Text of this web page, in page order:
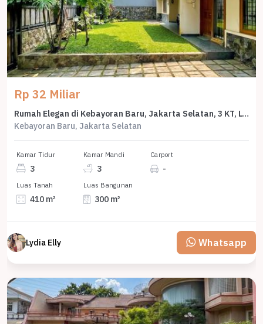
Rp 32 Miliar
Rumah Elegan di Kebayoran Baru, Jakarta Selatan, 3 KT, LT 410m²
Kebayoran Baru, Jakarta Selatan
Kamar Tidur
3
Kamar Mandi
3
Carport
-
Luas Tanah
410 m²
Luas Bangunan
300 m²
Lydia Elly Whatsapp